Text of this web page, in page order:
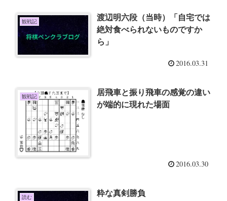
観戦記
渡辺明六段（当時）「自宅では
絶対食べられないものですか
ら」
2016.03.31
観戦記
居飛車と振り飛車の感覚の違い
が端的に現れた場面
2016.03.30
読む 粋な真剣勝負